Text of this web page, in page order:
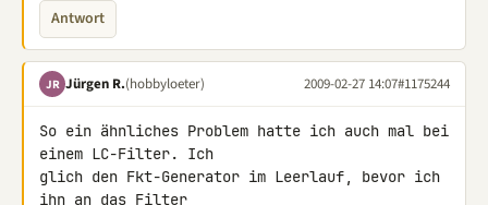
Antwort
JR Jürgen R.(hobbyloeter) 2009-02-27 14:07#1175244
So ein ähnliches Problem hatte ich auch mal bei
einem LC-Filter. Ich
glich den Fkt-Generator im Leerlauf, bevor ich
ihn an das Filter